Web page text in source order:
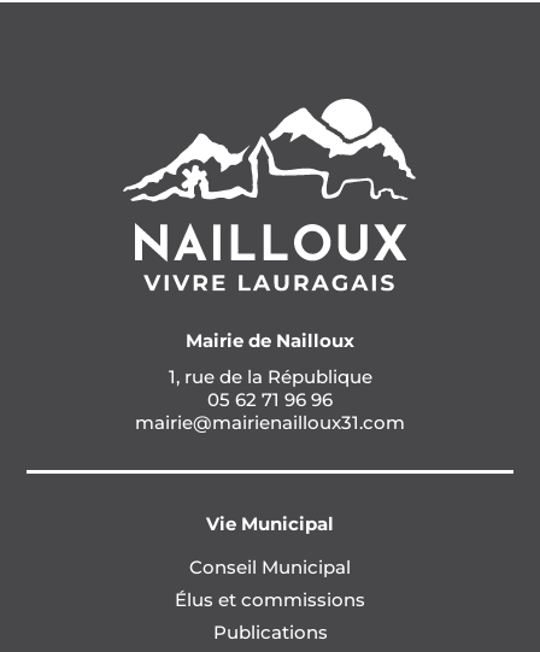
Mairie de Nailloux
1, rue de la République
05 62 71 96 96
mairie@mairienailloux31.com
Vie Municipal
Conseil Municipal
Élus et commissions
Publications